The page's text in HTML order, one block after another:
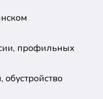
профильных
обустройство